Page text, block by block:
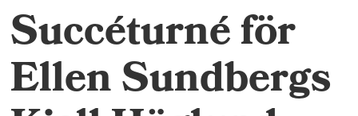
Succéturné för
Ellen Sundbergs